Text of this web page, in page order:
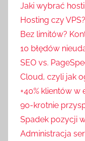
Jaki wybrać
Hosting czy VPS?
Bez limitów?
10 błędów
SEO vs.
Cloud, czyli jak
+40% klientów w
90-krotnie
Spadek pozycji
Administracja